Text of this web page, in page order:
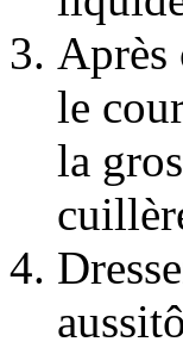
Après
le
la